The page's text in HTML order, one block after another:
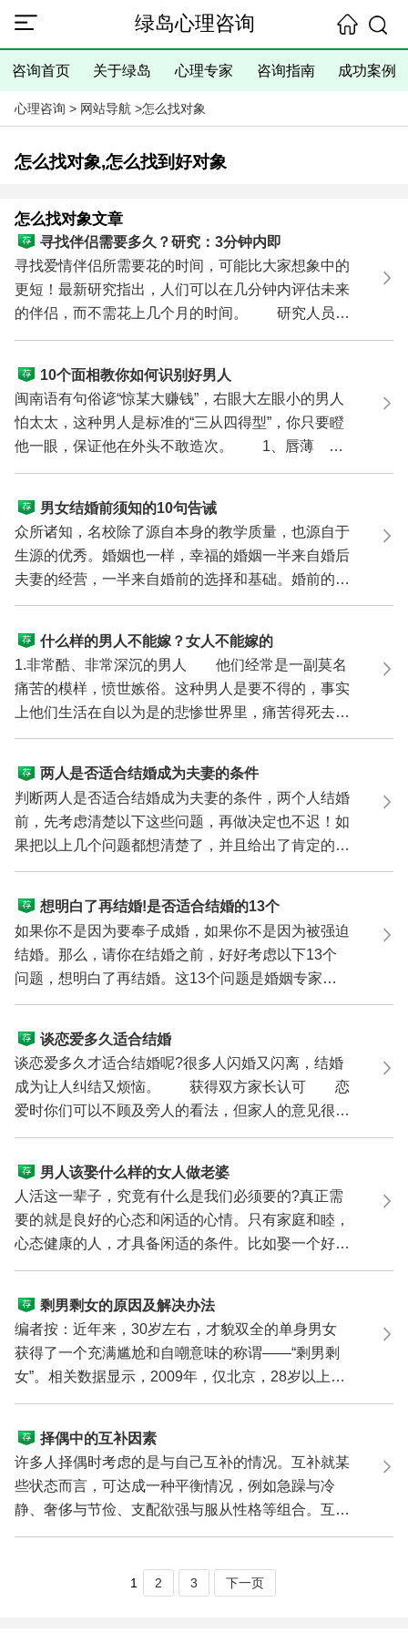
绿岛心理咨询
咨询首页 关于绿岛 心理专家 咨询指南 成功案例
心理咨询 > 网站导航 >怎么找对象
怎么找对象,怎么找到好对象
怎么找对象文章
寻找伴侣需要多久？研究：3分钟内即
可！
寻找爱情伴侣所需要花的时间，可能比大家想象中的
更短！最新研究指出，人们可以在几分钟内评估未来
的伴侣，而不需花上几个月的时间。 研究人员针
对参加快...
10个面相教你如何识别好男人
闽南语有句俗谚“惊某大赚钱”，右眼大左眼小的男人
怕太太，这种男人是标准的“三从四得型”，你只要瞪
他一眼，保证他在外头不敢造次。 1、唇薄
都说男...
男女结婚前须知的10句告诫
众所诸知，名校除了源自本身的教学质量，也源自于
生源的优秀。婚姻也一样，幸福的婚姻一半来自婚后
夫妻的经营，一半来自婚前的选择和基础。婚前的基
调没有定...
什么样的男人不能嫁？女人不能嫁的
13种男人
1.非常酷、非常深沉的男人 他们经常是一副莫名
痛苦的模样，愤世嫉俗。这种男人是要不得的，事实
上他们生活在自以为是的悲惨世界里，痛苦得死去活
来，追求...
两人是否适合结婚成为夫妻的条件
判断两人是否适合结婚成为夫妻的条件，两个人结婚
前，先考虑清楚以下这些问题，再做决定也不迟！如
果把以上几个问题都想清楚了，并且给出了肯定的答
案，那就...
想明白了再结婚!是否适合结婚的13个
问题
如果你不是因为要奉子成婚，如果你不是因为被强迫
结婚。那么，请你在结婚之前，好好考虑以下13个
问题，想明白了再结婚。这13个问题是婚姻专家总
结出的评估两...
谈恋爱多久适合结婚
谈恋爱多久才适合结婚呢?很多人闪婚又闪离，结婚
成为让人纠结又烦恼。 获得双方家长认可 恋
爱时你们可以不顾及旁人的看法，但家人的意见很可
能影响到你...
男人该娶什么样的女人做老婆
人活这一辈子，究竟有什么是我们必须要的?真正需
要的就是良好的心态和闲适的心情。只有家庭和睦，
心态健康的人，才具备闲适的条件。比如娶一个好女
人，就能赋...
剩男剩女的原因及解决办法
编者按：近年来，30岁左右，才貌双全的单身男女
获得了一个充满尴尬和自嘲意味的称谓——“剩男剩
女”。相关数据显示，2009年，仅北京，28岁以上
的“剩女”就...
择偶中的互补因素
许多人择偶时考虑的是与自己互补的情况。互补就某
些状态而言，可达成一种平衡情况，例如急躁与冷
静、奢侈与节俭、支配欲强与服从性格等组合。互补
类型大致可...
1 2 3 下一页